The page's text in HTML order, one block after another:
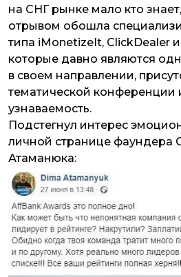
на СНГ рынке мало кто
отрывом обошла
типа iMonetizeIt, ClickDealer
которые давно являются
в своем направлении,
тематической
узнаваемость.
Подстегнул интерес
личной странице фаундера
Атаманюка: